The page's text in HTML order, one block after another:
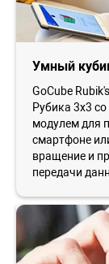
Умный
GoCube
Рубика 3x3
модулем для
смартфоне
вращение и
передачи